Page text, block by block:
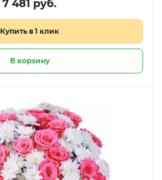
7 481 руб.
Купить в 1 клик
В корзину